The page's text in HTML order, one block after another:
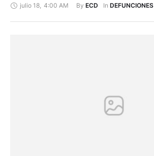
julio 18 4:00 AM By ECD In DEFUNCIONES